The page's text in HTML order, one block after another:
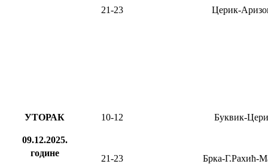
21-23 Церик-
УТОРАК
09.12.2025.
године
10-12 Буквик-
21-23 Брка-Г.Рахић-